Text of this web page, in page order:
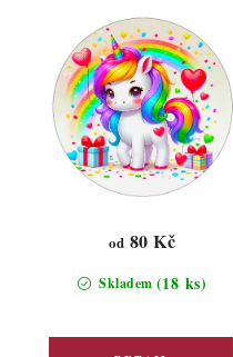
Skladem (18 ks)
od 80 Kč